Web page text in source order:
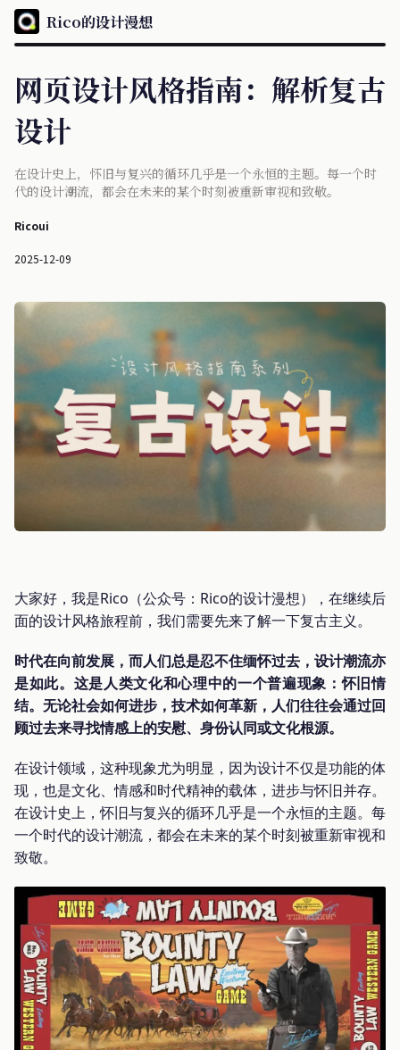
Rico的设计漫想
网页设计风格指南：解析复古
设计
在设计史上，怀旧与复兴的循环几乎是一个永恒的主题。每一个时
代的设计潮流，都会在未来的某个时刻被重新审视和致敬。
Ricoui
2025-12-09
大家好，我是Rico（公众号：Rico的设计漫想），在继续后
面的设计风格旅程前，我们需要先来了解一下复古主义。
时代在向前发展，而人们总是忍不住缅怀过去，设计潮流亦
是如此。这是人类文化和心理中的一个普遍现象：怀旧情
结。无论社会如何进步，技术如何革新，人们往往会通过回
顾过去来寻找情感上的安慰、身份认同或文化根源。
在设计领域，这种现象尤为明显，因为设计不仅是功能的体
现，也是文化、情感和时代精神的载体，进步与怀旧并存。
在设计史上，怀旧与复兴的循环几乎是一个永恒的主题。每
一个时代的设计潮流，都会在未来的某个时刻被重新审视和
致敬。